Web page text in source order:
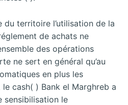
du territoire l’utilisation de la
de achats ne
des opérations
ne sert en général qu’au
en plus les
cash( ) Bank el Marghreb a
sensibilisation le